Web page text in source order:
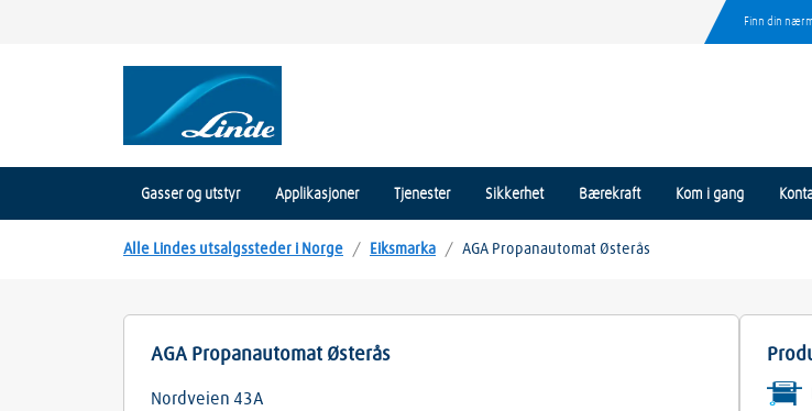
Finn din
Gasser og utstyr Applikasjoner Tjenester Sikkerhet Bærekraft Kom i gang
Alle Lindes utsalgssteder i Norge / Eiksmarka / AGA Propanautomat Østerås
AGA Propanautomat Østerås
Nordveien 43A